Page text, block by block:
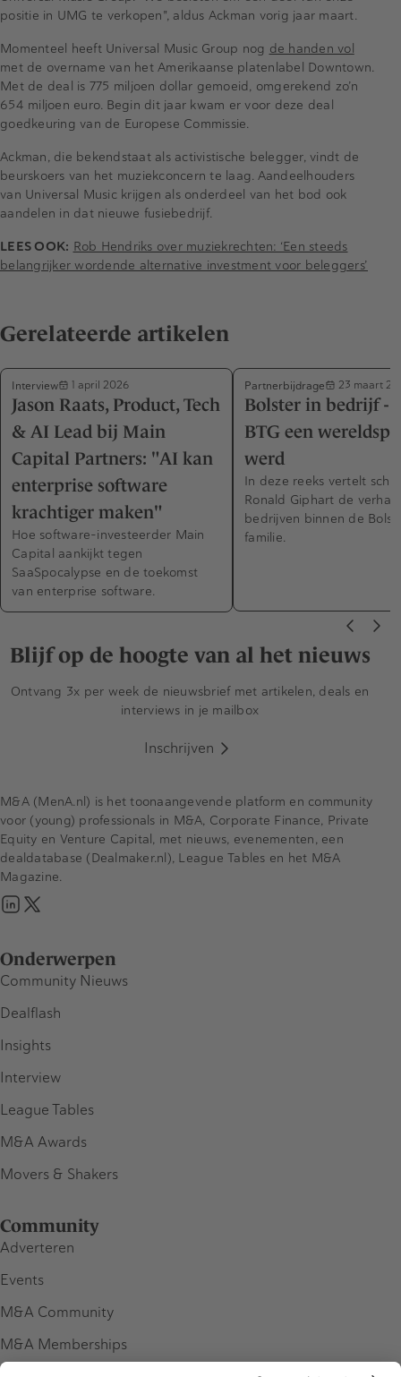
positie in UMG te verkopen", aldus Ackman vorig jaar maart.
Momenteel heeft Universal Music Group nog de handen vol
met de overname van het Amerikaanse platenlabel Downtown.
Met de deal is 775 miljoen dollar gemoeid, omgerekend zo’n
654 miljoen euro. Begin dit jaar kwam er voor deze deal
goedkeuring van de Europese Commissie.
Ackman, die bekendstaat als activistische belegger, vindt de
beurskoers van het muziekconcern te laag. Aandeelhouders
van Universal Music krijgen als onderdeel van het bod ook
aandelen in dat nieuwe fusiebedrijf.
LEES OOK: Rob Hendriks over muziekrechten: ‘Een steeds
belangrijker wordende alternative investment voor beleggers’
Gerelateerde artikelen
Interview 1 april 2026
Jason Raats, Product, Tech
& AI Lead bij Main
Capital Partners: "AI kan
enterprise software
krachtiger maken"
Hoe software-investeerder Main
Capital aankijkt tegen
SaaSpocalypse en de toekomst
van enterprise software.
Partnerbijdrage 23 maart
Bolster in bedrijf -
BTG een
werd
In deze reeks vertelt
Ronald Giphart de
bedrijven binnen de
familie.
Blijf op de hoogte van al het nieuws
Ontvang 3x per week de nieuwsbrief met artikelen, deals en
interviews in je mailbox
Inschrijven
Onderwerpen
Community Nieuws
Dealflash
Insights
Interview
League Tables
M&A Awards
Movers & Shakers
Community
Adverteren
Events
M&A Community
M&A Memberships
M&A (MenA.nl) is het toonaangevende platform en community
voor (young) professionals in M&A, Corporate Finance, Private
Equity en Venture Capital, met nieuws, evenementen, een
dealdatabase (Dealmaker.nl), League Tables en het M&A
Magazine.